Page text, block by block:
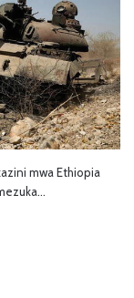
mwa Ethiopia